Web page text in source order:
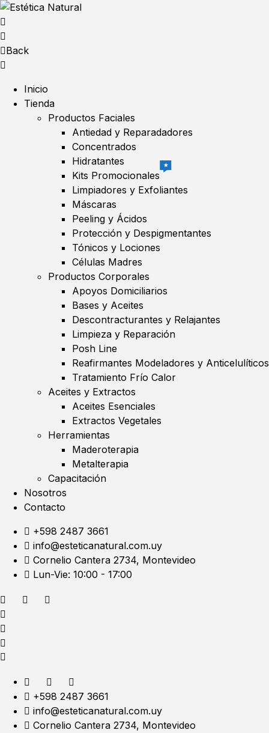
Back
Inicio
Tienda
Productos Faciales
Antiedad y Reparadadores
Concentrados
Hidratantes
Kits Promocionales
★
Limpiadores y Exfoliantes
Máscaras
Peeling y Ácidos
Protección y Despigmentantes
Tónicos y Lociones
Células Madres
Productos Corporales
Apoyos Domiciliarios
Bases y Aceites
Descontracturantes y Relajantes
Limpieza y Reparación
Posh Line
Reafirmantes Modeladores y Anticelulíticos
Tratamiento Frío Calor
Aceites y Extractos
Aceites Esenciales
Extractos Vegetales
Herramientas
Maderoterapia
Metalterapia
Capacitación
Nosotros
Contacto
+598 2487 3661
info@esteticanatural.com.uy
Cornelio Cantera 2734, Montevideo
Lun-Vie: 10:00 - 17:00
+598 2487 3661
info@esteticanatural.com.uy
Cornelio Cantera 2734, Montevideo